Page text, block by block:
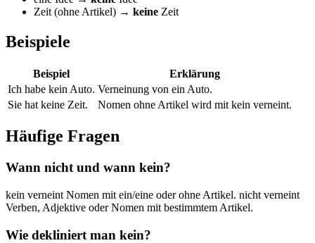
Zeit (ohne Artikel) → keine Zeit
Beispiele
Beispiel
Erklärung
Ich habe kein Auto. Verneinung von ein Auto.
Sie hat keine Zeit.
Nomen ohne Artikel wird mit kein verneint.
Häufige Fragen
Wann nicht und wann kein?
kein verneint Nomen mit ein/eine oder ohne Artikel. nicht verneint
Verben, Adjektive oder Nomen mit bestimmtem Artikel.
Wie dekliniert man kein?